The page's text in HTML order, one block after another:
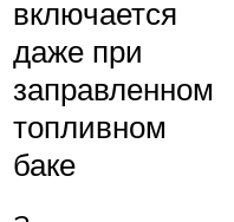
включается
даже при
заправленном
топливном
баке